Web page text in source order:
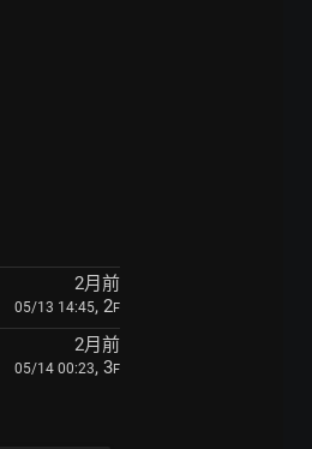
2月前
05/13 14:45, 2F
2月前
05/14 00:23, 3F